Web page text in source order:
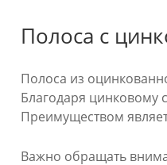
Полоса с
Полоса из
Благодаря цинковому
Преимуществом
Важно обращать